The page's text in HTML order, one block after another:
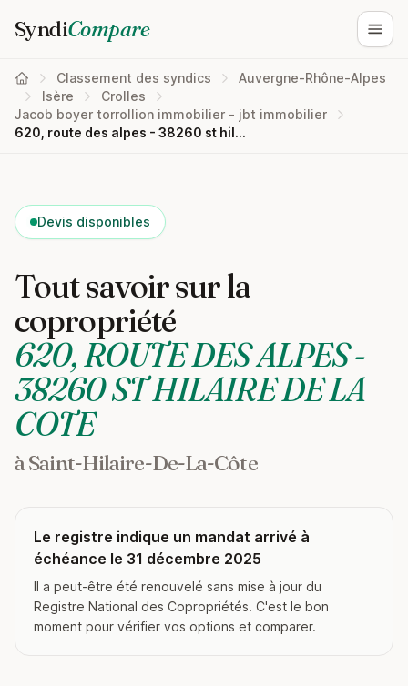
SyndiCompare
Classement des syndics
Auvergne-Rhône-Alpes
Isère
Crolles
Jacob boyer torrollion immobilier - jbt immobilier
620, route des alpes - 38260 st hilaire de la cote
Devis disponibles
Tout savoir sur la
copropriété
620, ROUTE DES ALPES -
38260 ST HILAIRE DE LA
COTE
à Saint-Hilaire-De-La-Côte
Le registre indique un mandat arrivé à
échéance le 31 décembre 2025
Il a peut-être été renouvelé sans mise à jour du
Registre National des Copropriétés. C'est le bon
moment pour vérifier vos options et comparer.